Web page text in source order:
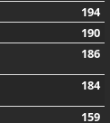
194
190
186
184
159